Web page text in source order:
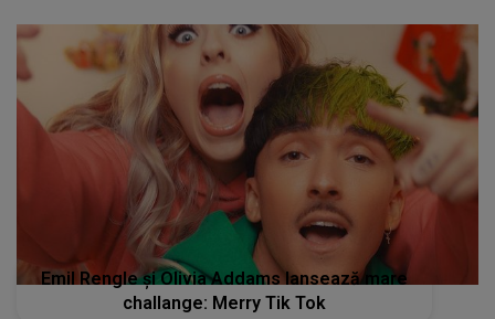
Emil Rengle și Olivia Addams lansează mare
challange: Merry Tik Tok